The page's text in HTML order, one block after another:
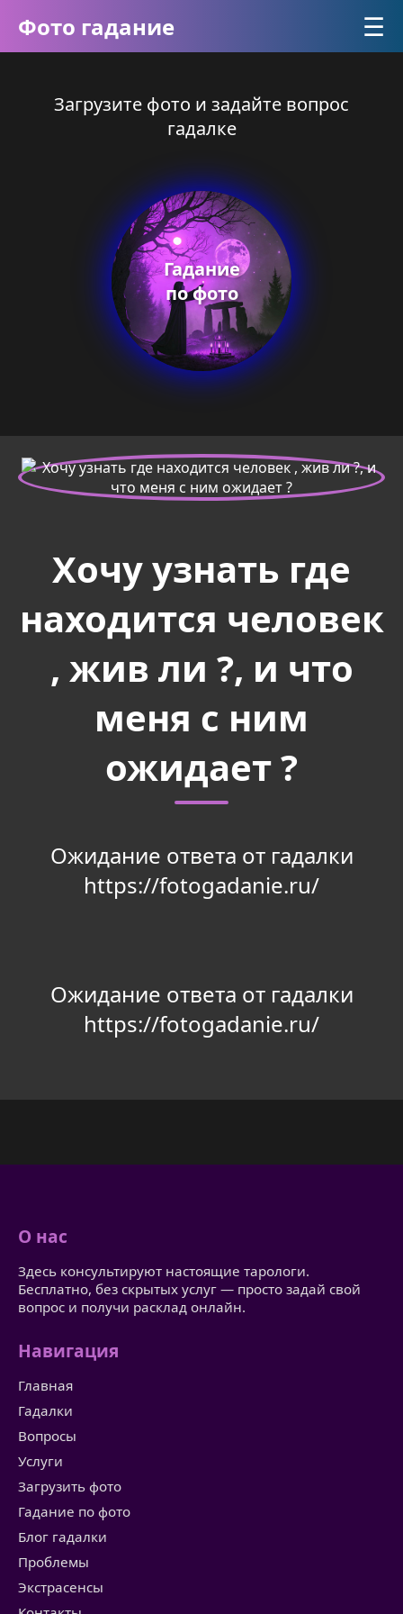
Фото гадание ☰
Загрузите фото и задайте вопрос
гадалке
Гадание
по фото
Хочу узнать где
находится человек
, жив ли ?, и что
меня с ним
ожидает ?
Ожидание ответа от гадалки
https://fotogadanie.ru/
Ожидание ответа от гадалки
https://fotogadanie.ru/
О нас
Здесь консультируют настоящие тарологи.
Бесплатно, без скрытых услуг — просто задай свой
вопрос и получи расклад онлайн.
Навигация
Главная
Гадалки
Вопросы
Услуги
Загрузить фото
Гадание по фото
Блог гадалки
Проблемы
Экстрасенсы